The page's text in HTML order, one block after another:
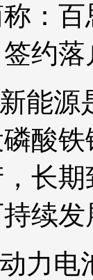
： 百
约
能源
酸
长
续发
力